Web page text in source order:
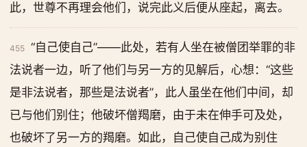
此，世尊不再理会他们，说完此义后便从座起，离去。
455
“自己使自己”——此处，若有人坐在被僧团举罪的非
法说者一边，听了他们与另一方的见解后，心想：“这些
是非法说者，那些是法说者”，此人虽坐在他们中间，却
已与他们别住；他破坏僧羯磨，由于未在伸手可及处，
也破坏了另一方的羯磨。如此，自己使自己成为别住